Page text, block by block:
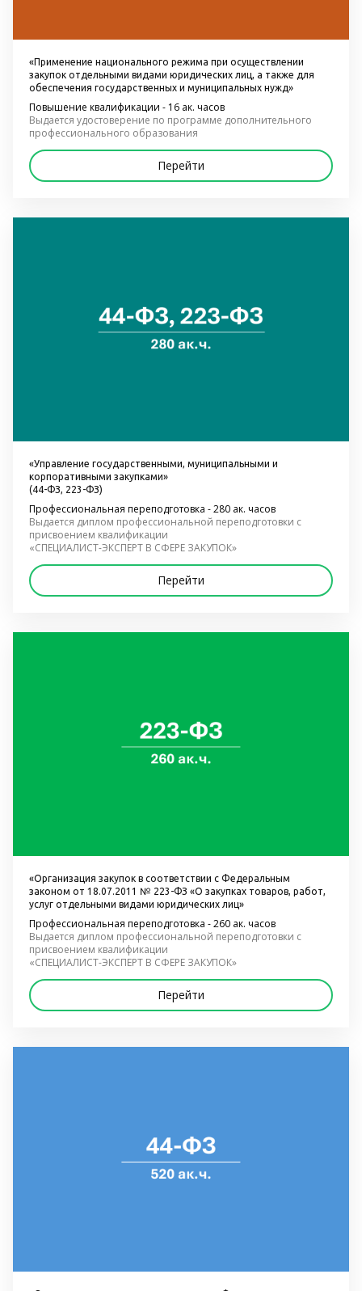
«Применение национального режима при осуществлении
закупок отдельными видами юридических лиц, а также для
обеспечения государственных и муниципальных нужд»
Повышение квалификации - 16 ак. часов
Выдается удостоверение по программе дополнительного
профессионального образования
Перейти
«Управление государственными, муниципальными и
корпоративными закупками»
(44-ФЗ, 223-ФЗ)
Профессиональная переподготовка - 280 ак. часов
Выдается диплом профессиональной переподготовки с
присвоением квалификации
«СПЕЦИАЛИСТ-ЭКСПЕРТ В СФЕРЕ ЗАКУПОК»
Перейти
«Организация закупок в соответствии с Федеральным
законом от 18.07.2011 № 223-ФЗ «О закупках товаров, работ,
услуг отдельными видами юридических лиц»
Профессиональная переподготовка - 260 ак. часов
Выдается диплом профессиональной переподготовки с
присвоением квалификации
«СПЕЦИАЛИСТ-ЭКСПЕРТ В СФЕРЕ ЗАКУПОК»
Перейти